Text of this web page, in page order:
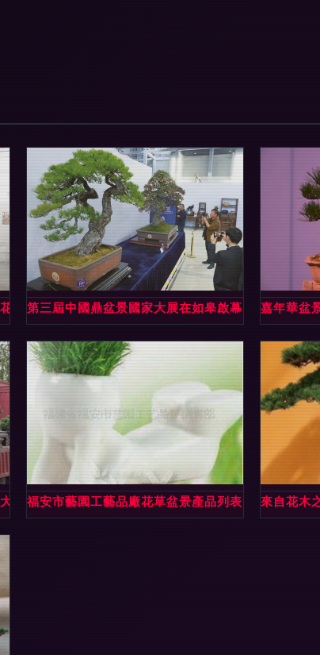
木盆景煥發新魅力
第三屆中國鼎盆景國家大展在如皋啟幕 逾三百件頂
嘉年華盆
開啟福安市藝園工藝品廠花草盆景產品列表 花木盆景精
來自花木